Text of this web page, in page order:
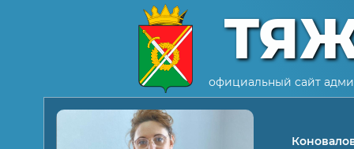
официальный сайт